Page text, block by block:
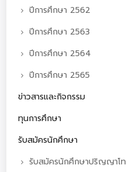
ปีการศึกษา 2562
ปีการศึกษา 2563
ปีการศึกษา 2564
ปีการศึกษา 2565
ข่าวสารและกิจกรรม
ทุนการศึกษา
รับสมัครนักศึกษา
รับสมัครนักศึกษาปริญญาโท